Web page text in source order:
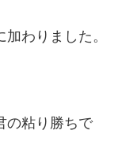
わりました。
の粘り勝ちで